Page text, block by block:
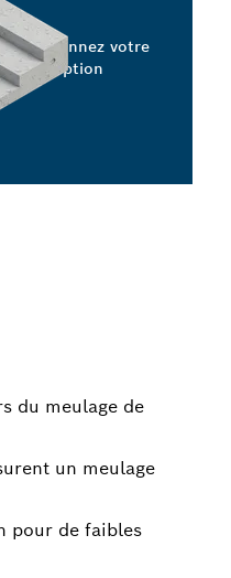
du meulage de
un meulage
pour de faibles
Sélectionnez votre
option